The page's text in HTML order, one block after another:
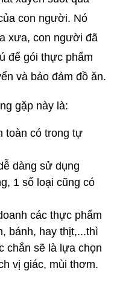
con người. Nó
xưa, con người đã
để gói thực phẩm
và bảo đảm đồ ăn.
gặp này là:
toàn có trong tự
dàng sử dụng
1 số loại cũng có
các thực phẩm
bánh, hay thịt,...thì
chắn sẽ là lựa chọn
vị giác, mùi thơm.